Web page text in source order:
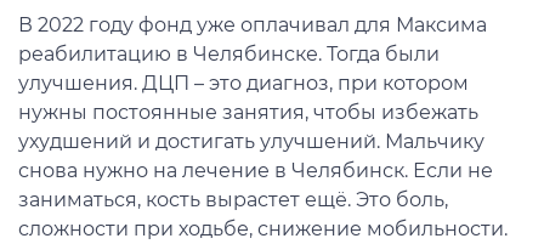
В 2022 году фонд уже оплачивал для Максима
реабилитацию в Челябинске. Тогда были
улучшения. ДЦП – это диагноз, при котором
нужны постоянные занятия, чтобы избежать
ухудшений и достигать улучшений. Мальчику
снова нужно на лечение в Челябинск. Если не
заниматься, кость вырастет ещё. Это боль,
сложности при ходьбе, снижение мобильности.